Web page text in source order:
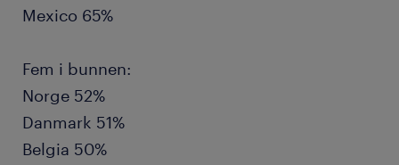
Mexico 65%
Fem i bunnen:
Norge 52%
Danmark 51%
Belgia 50%